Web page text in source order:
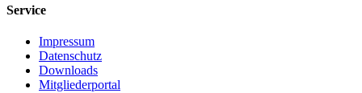
Service
Impressum
Datenschutz
Downloads
Mitgliederportal